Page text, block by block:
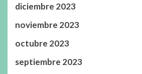
diciembre 2023
noviembre 2023
octubre 2023
septiembre 2023